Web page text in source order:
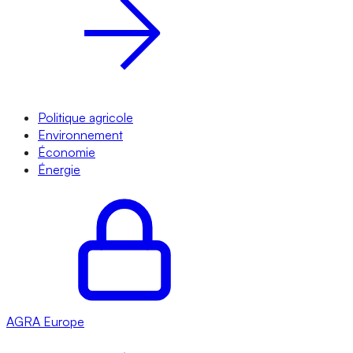
Politique agricole
Environnement
Économie
Énergie
AGRA Europe